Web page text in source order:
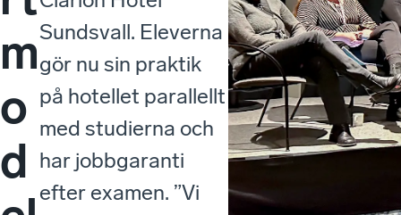
m
o
d
Sundsvall. Eleverna
gör nu sin praktik
på hotellet parallellt
med studierna och
har jobbgaranti
efter examen. ”Vi